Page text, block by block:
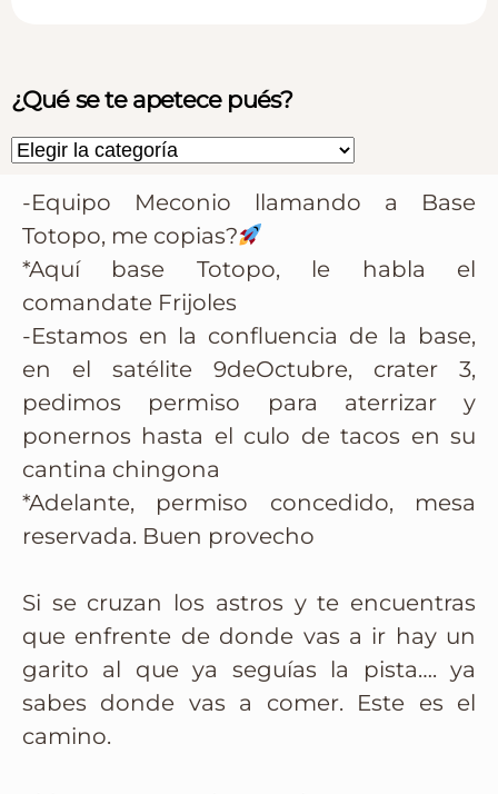
-Equipo Meconio llamando a Base
Totopo, me copias?
*Aquí base Totopo, le habla el
comandate Frijoles
-Estamos en la confluencia de la base,
en el satélite 9deOctubre, crater 3,
pedimos permiso para aterrizar y
ponernos hasta el culo de tacos en su
cantina chingona
*Adelante, permiso concedido, mesa
reservada. Buen provecho
Si se cruzan los astros y te encuentras
que enfrente de donde vas a ir hay un
garito al que ya seguías la pista…. ya
sabes donde vas a comer. Este es el
camino.
¿Qué se te apetece pués?